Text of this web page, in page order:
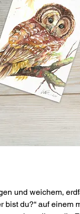
und weichem,
bist du?“ auf einem